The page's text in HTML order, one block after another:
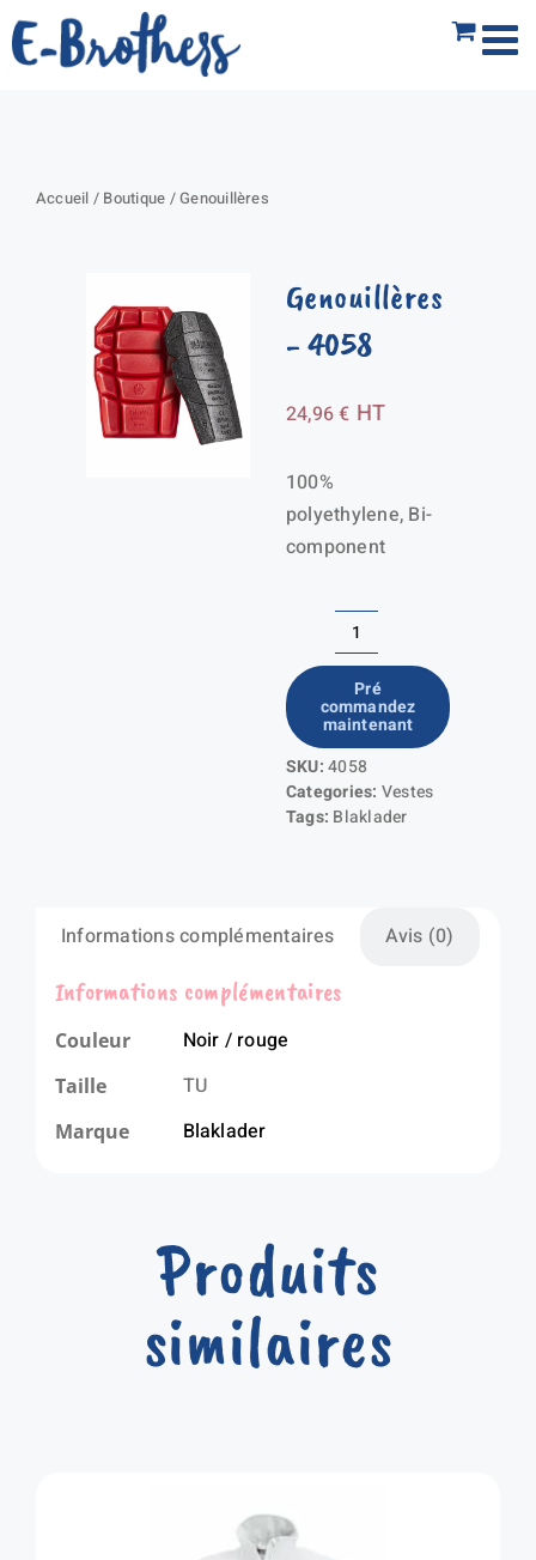
Passer
au
Accueil / Boutique /Genouillères
Genouillères
- 4058
24,96€ HT
100%
polyethylene, Bi-
component
quantité
de
Genouillères
Pré
commandez
maintenant
SKU:4058
Categories: Vestes
Tags: Blaklader
Informations complémentaires Avis (0)
Informations complémentaires
Couleur Noir / rouge
Taille TU
Marque Blaklader
Produits
similaires